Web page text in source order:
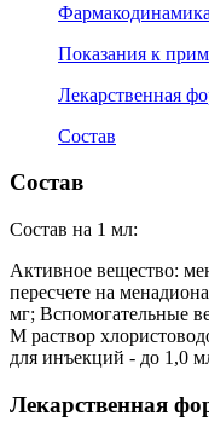
Фармакодинамика
Показания к
Лекарственная
Состав
Состав
Состав на 1 мл:
Активное вещество:
пересчете на
мг; Вспомогательные
М раствор
для инъекций - до 1,0
Лекарственная